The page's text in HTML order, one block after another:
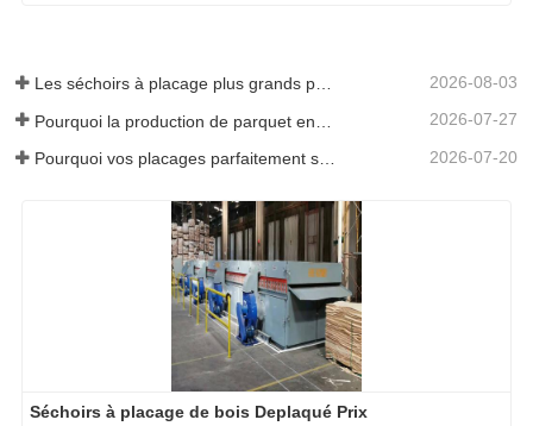
Les séchoirs à placage plus grands permettent-ils vraiment d'économiser de l'argent ? 2026-08-03
2026-07-27
2026-07-20
Séchoirs à placage de bois Deplaqué Prix